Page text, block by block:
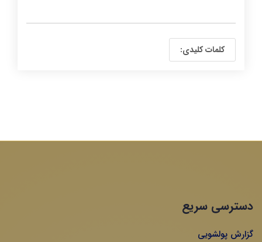
کلمات کلیدی:
دسترسی سریع
گزارش پولشویی